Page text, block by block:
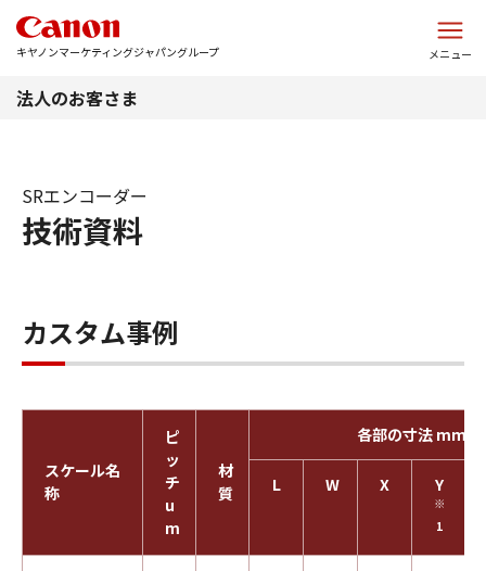
キヤノンマーケティングジャパングループ メニュー
法人のお客さま
技術資料
SRエンコーダー
カスタム事例
スケール名
称
ピ
ッ
チ
u
m
材
質
各部の寸法 mm
L W X Y
※
1